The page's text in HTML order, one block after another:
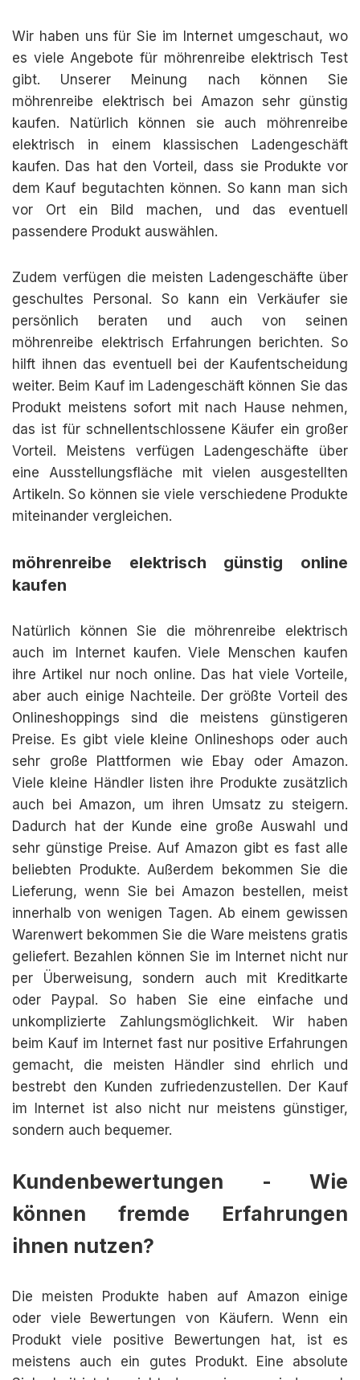
Wir haben uns für Sie im Internet umgeschaut, wo
es viele Angebote für möhrenreibe elektrisch Test
gibt. Unserer Meinung nach können Sie
möhrenreibe elektrisch bei Amazon sehr günstig
kaufen. Natürlich können sie auch möhrenreibe
elektrisch in einem klassischen Ladengeschäft
kaufen. Das hat den Vorteil, dass sie Produkte vor
dem Kauf begutachten können. So kann man sich
vor Ort ein Bild machen, und das eventuell
passendere Produkt auswählen.
Zudem verfügen die meisten Ladengeschäfte über
geschultes Personal. So kann ein Verkäufer sie
persönlich beraten und auch von seinen
möhrenreibe elektrisch Erfahrungen berichten. So
hilft ihnen das eventuell bei der Kaufentscheidung
weiter. Beim Kauf im Ladengeschäft können Sie das
Produkt meistens sofort mit nach Hause nehmen,
das ist für schnellentschlossene Käufer ein großer
Vorteil. Meistens verfügen Ladengeschäfte über
eine Ausstellungsfläche mit vielen ausgestellten
Artikeln. So können sie viele verschiedene Produkte
miteinander vergleichen.
möhrenreibe elektrisch günstig online
kaufen
Natürlich können Sie die möhrenreibe elektrisch
auch im Internet kaufen. Viele Menschen kaufen
ihre Artikel nur noch online. Das hat viele Vorteile,
aber auch einige Nachteile. Der größte Vorteil des
Onlineshoppings sind die meistens günstigeren
Preise. Es gibt viele kleine Onlineshops oder auch
sehr große Plattformen wie Ebay oder Amazon.
Viele kleine Händler listen ihre Produkte zusätzlich
auch bei Amazon, um ihren Umsatz zu steigern.
Dadurch hat der Kunde eine große Auswahl und
sehr günstige Preise. Auf Amazon gibt es fast alle
beliebten Produkte. Außerdem bekommen Sie die
Lieferung, wenn Sie bei Amazon bestellen, meist
innerhalb von wenigen Tagen. Ab einem gewissen
Warenwert bekommen Sie die Ware meistens gratis
geliefert. Bezahlen können Sie im Internet nicht nur
per Überweisung, sondern auch mit Kreditkarte
oder Paypal. So haben Sie eine einfache und
unkomplizierte Zahlungsmöglichkeit. Wir haben
beim Kauf im Internet fast nur positive Erfahrungen
gemacht, die meisten Händler sind ehrlich und
bestrebt den Kunden zufriedenzustellen. Der Kauf
im Internet ist also nicht nur meistens günstiger,
sondern auch bequemer.
Kundenbewertungen - Wie
können fremde Erfahrungen
ihnen nutzen?
Die meisten Produkte haben auf Amazon einige
oder viele Bewertungen von Käufern. Wenn ein
Produkt viele positive Bewertungen hat, ist es
meistens auch ein gutes Produkt. Eine absolute